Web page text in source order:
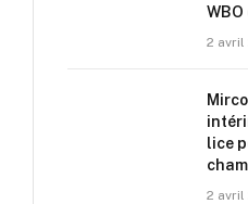
2 avril
lice
2 avril